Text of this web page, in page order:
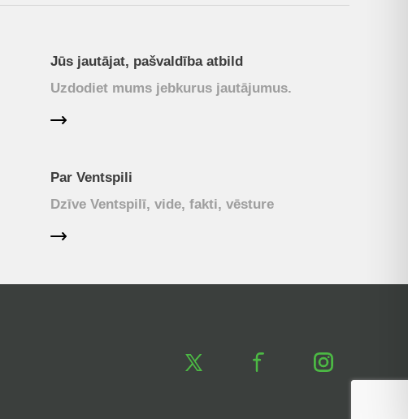
Jūs jautājat, pašvaldība atbild
Uzdodiet mums jebkurus jautājumus.
Par Ventspili
Dzīve Ventspilī, vide, fakti, vēsture